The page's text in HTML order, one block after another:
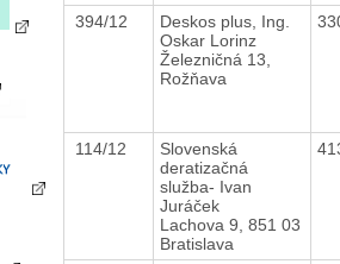
394/12
Deskos plus, Ing.
Oskar Lorinz
Železničná 13,
Rožňava
114/12
Slovenská
deratizačná
služba- Ivan
Juráček
Lachova 9, 851 03
Bratislava